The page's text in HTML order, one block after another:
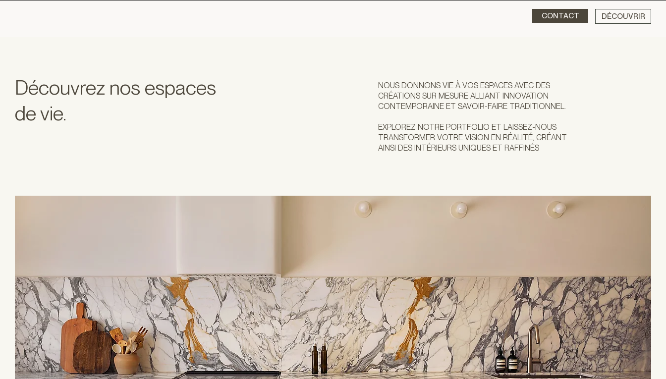
CONTACT DÉCOUVRIR
Découvrez nos espaces
de vie.
NOUS DONNONS VIE À VOS ESPACES AVEC DES
CRÉATIONS SUR MESURE ALLIANT INNOVATION
CONTEMPORAINE ET SAVOIR-FAIRE TRADITIONNEL.
EXPLOREZ NOTRE PORTFOLIO ET LAISSEZ-NOUS
TRANSFORMER VOTRE VISION EN RÉALITÉ, CRÉANT
AINSI DES INTÉRIEURS UNIQUES ET RAFFINÉS